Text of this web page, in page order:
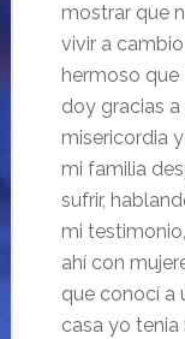
mostrar que
vivir a
hermoso que
doy gracias a
misericordia
mi familia
sufrir,
mi
ahí con
que conocí a
casa yo tenia